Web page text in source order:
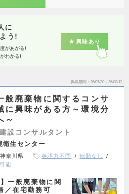
に
う!
があがる!
わかる!
興味あり
掲載期間 26/07/30～26/08/12
般廃棄物に関するコンサ
に興味がある方～環境分
～
設コンサルタント
衛生センター
神奈川県 英語力不問
転勤なし
能
一般廃棄物に関
／在宅勤務可